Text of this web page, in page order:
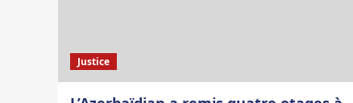
Justice